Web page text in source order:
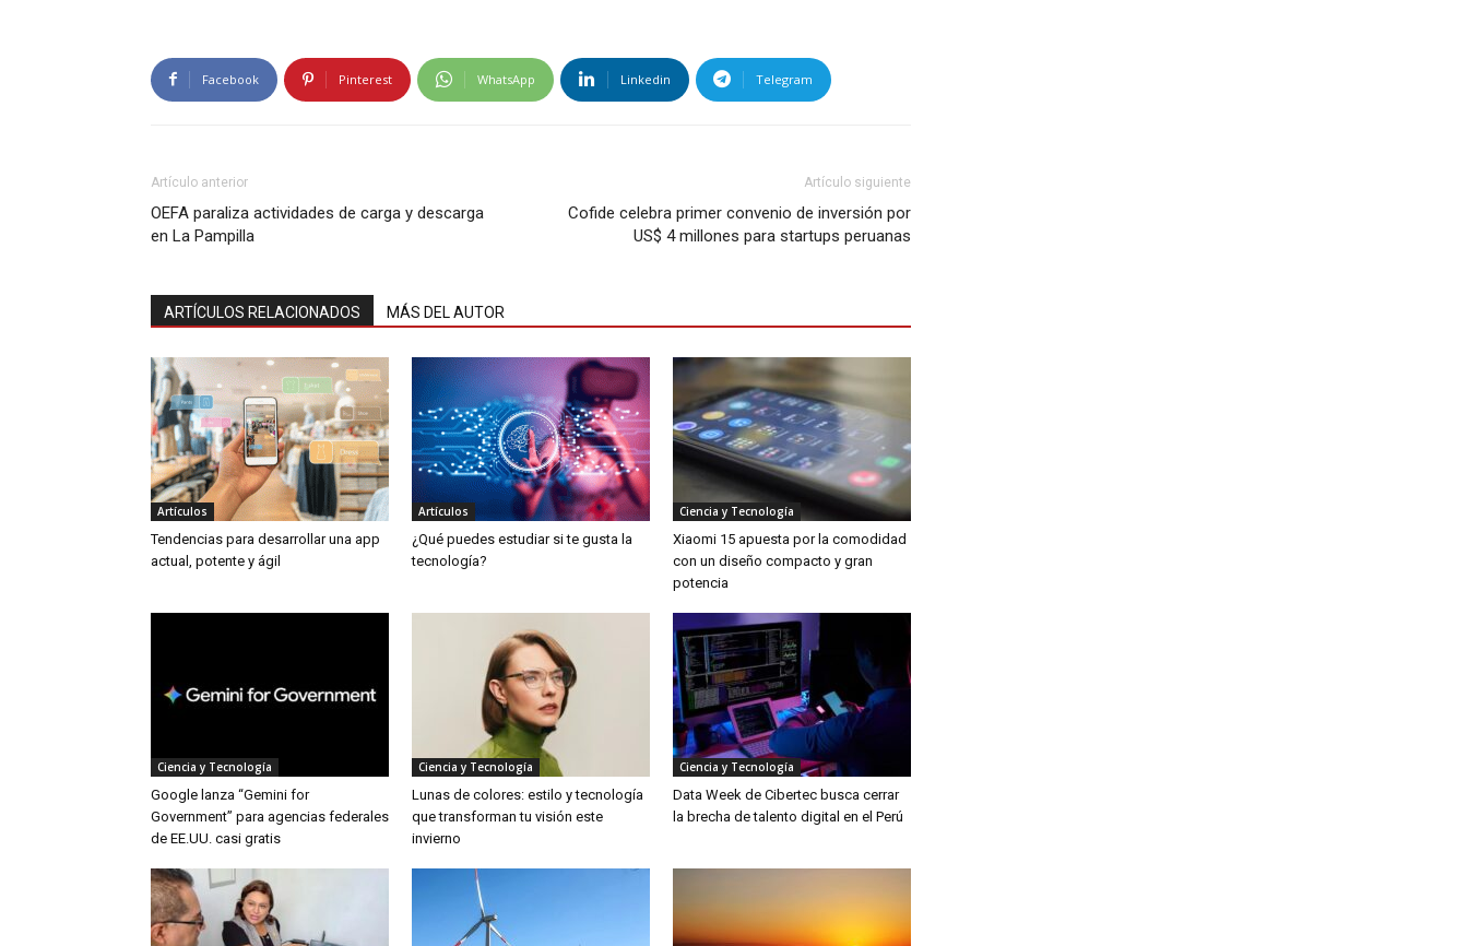
Facebook Pinterest WhatsApp Linkedin Telegram
Artículo anterior
OEFA paraliza actividades de carga y descarga
en La Pampilla
Artículo siguiente
Cofide celebra primer convenio de inversión por
US$ 4 millones para startups peruanas
ARTÍCULOS RELACIONADOS MÁS DEL AUTOR
Artículos
Tendencias para desarrollar una app
actual, potente y ágil
Artículos
¿Qué puedes estudiar si te gusta la
tecnología?
Ciencia y Tecnología
Xiaomi 15 apuesta por la comodidad
con un diseño compacto y gran
potencia
Ciencia y Tecnología
Google lanza “Gemini for
Government” para agencias federales
de EE.UU. casi gratis
Ciencia y Tecnología
Lunas de colores: estilo y tecnología
que transforman tu visión este
invierno
Ciencia y Tecnología
Data Week de Cibertec busca cerrar
la brecha de talento digital en el Perú